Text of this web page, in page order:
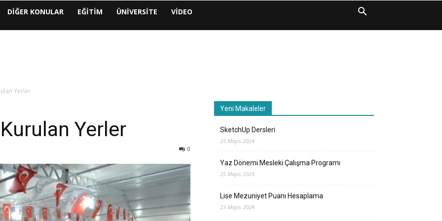
DIĞER KONULAR EĞITIM ÜNIVERSITE VIDEO
Yerler
Yerler
0
Yeni Makaleler
SketchUp Dersleri
25 Mayıs 2024
Yaz Dönemi Mesleki Çalışma Programı
25 Mayıs 2024
Lise Mezuniyet Puanı Hesaplama
23 Mayıs 2024